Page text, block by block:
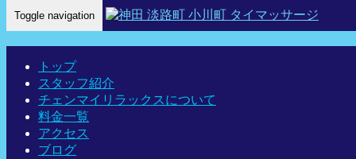
Toggle navigation
トップ
スタッフ紹介
チェンマイリラックスについて
料金一覧
アクセス
ブログ
Home- ローズ…
ローズ-神田 タイマッサージ タイ古式マッサージ チェンマ